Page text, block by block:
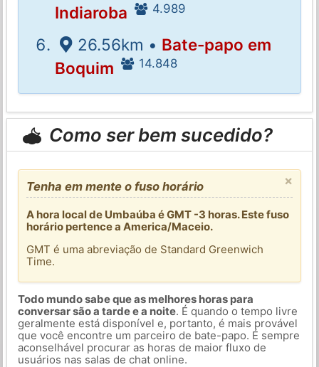
Indiaroba
4.989
26.56km • Bate-papo em
Boquim
14.848
Como ser bem sucedido?
×
Tenha em mente o fuso horário
A hora local de Umbaúba é GMT -3 horas. Este fuso
horário pertence a America/Maceio.
GMT é uma abreviação de Standard Greenwich
Time.
Todo mundo sabe que as melhores horas para
conversar são a tarde e a noite. É quando o tempo livre
geralmente está disponível e, portanto, é mais provável
que você encontre um parceiro de bate-papo. É sempre
aconselhável procurar as horas de maior fluxo de
usuários nas salas de chat online.